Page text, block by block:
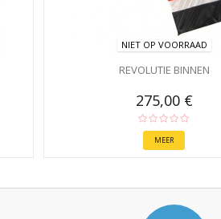
NIET OP VOORRAAD
REVOLUTIE BINNEN
275,00 €
MEER